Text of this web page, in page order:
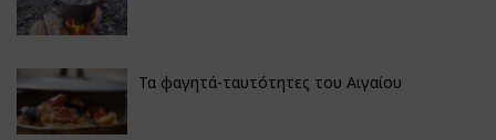
Τα φαγητά-ταυτότητες του Αιγαίου